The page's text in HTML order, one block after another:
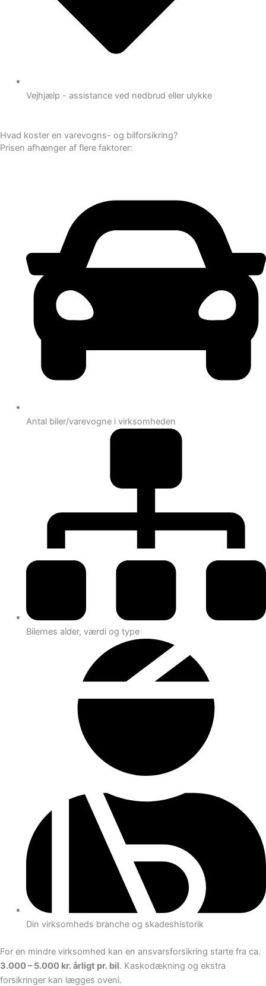
Vejhjælp - assistance ved nedbrud eller ulykke
Hvad koster en varevogns- og bilforsikring?
Prisen afhænger af flere faktorer:
Antal biler/varevogne i virksomheden
Bilernes alder, værdi og type
Din virksomheds branche og skadeshistorik
For en mindre virksomhed kan en ansvarsforsikring starte fra ca.
3.000 – 5.000 kr. årligt pr. bil. Kaskodækning og ekstra
forsikringer kan lægges oveni.